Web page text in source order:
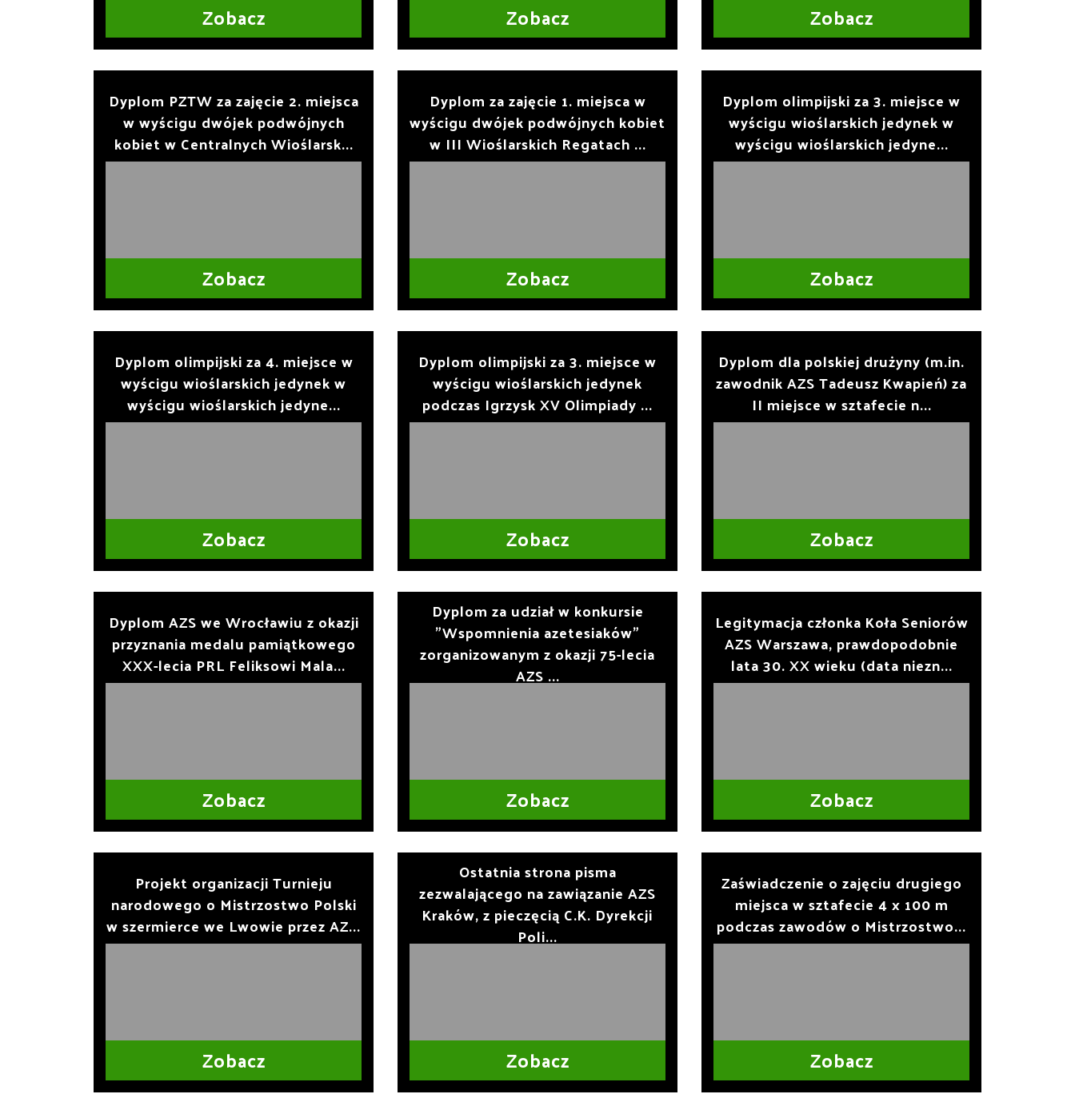
Zobacz Zobacz Zobacz
Dyplom PZTW za zajęcie 2. miejsca
w wyścigu dwójek podwójnych
kobiet w Centralnych Wioślarsk...
Zobacz
Dyplom za zajęcie 1. miejsca w
wyścigu dwójek podwójnych kobiet
w III Wioślarskich Regatach ...
Zobacz
Dyplom olimpijski za 3. miejsce w
wyścigu wioślarskich jedynek w
wyścigu wioślarskich jedyne...
Zobacz
Dyplom olimpijski za 4. miejsce w
wyścigu wioślarskich jedynek w
wyścigu wioślarskich jedyne...
Zobacz
Dyplom olimpijski za 3. miejsce w
wyścigu wioślarskich jedynek
podczas Igrzysk XV Olimpiady ...
Zobacz
Dyplom dla polskiej drużyny (m.in.
zawodnik AZS Tadeusz Kwapień) za
II miejsce w sztafecie n...
Zobacz
Dyplom AZS we Wrocławiu z okazji
przyznania medalu pamiątkowego
XXX-lecia PRL Feliksowi Mala...
Zobacz
Dyplom za udział w konkursie
"Wspomnienia azetesiaków"
zorganizowanym z okazji 75-lecia
AZS ...
Zobacz
Legitymacja członka Koła Seniorów
AZS Warszawa, prawdopodobnie
lata 30. XX wieku (data niezn...
Zobacz
Projekt organizacji Turnieju
narodowego o Mistrzostwo Polski
w szermierce we Lwowie przez AZ...
Zobacz
Ostatnia strona pisma
zezwalającego na zawiązanie AZS
Kraków, z pieczęcią C.K. Dyrekcji
Poli...
Zobacz
Zaświadczenie o zajęciu drugiego
miejsca w sztafecie 4 x 100 m
podczas zawodów o Mistrzostwo...
Zobacz